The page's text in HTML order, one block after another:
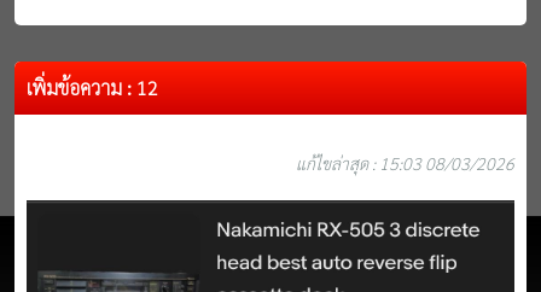
เพิ่มข้อความ : 12
แก้ไขล่าสุด : 15:03 08/03/2026